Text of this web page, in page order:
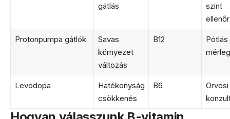
gátlás
szint
Protonpumpa gátlók
Savas
környezet
változás
B12
Pótlás
Levodopa
Hatékonyság
csökkenés
B6
Orvosi